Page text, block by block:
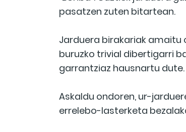
pasatzen zuten bitartean.
Jarduera birakariak
buruzko trivial dibertigarri
garrantziaz hausnartu dute.
Askaldu ondoren, ur-
errelebo-lasterketa